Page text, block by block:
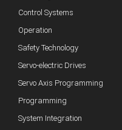
Control Systems
Operation
Safety Technology
Servo-electric Drives
Servo Axis Programming
Programming
System Integration